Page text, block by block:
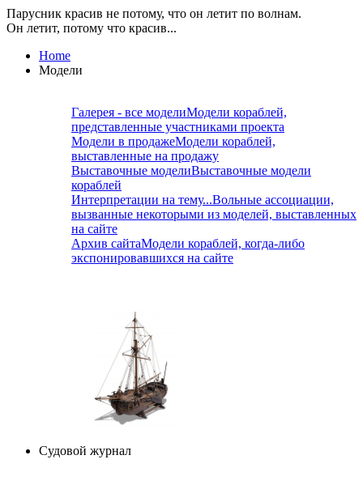
Парусник красив не потому, что он летит по волнам.
Он летит, потому что красив...
Home
Модели
Галерея - все моделиМодели кораблей,
представленные участниками проекта
Модели в продажеМодели кораблей,
выставленные на продажу
Выставочные моделиВыставочные модели
кораблей
Интерпретации на тему...Вольные ассоциации,
вызванные некоторыми из моделей, выставленных
на сайте
Архив сайтаМодели кораблей, когда-либо
экспонировавшихся на сайте
Судовой журнал